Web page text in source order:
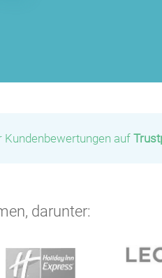
Kundenbewertungen auf
darunter: